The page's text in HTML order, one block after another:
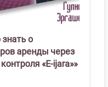
о
аренды через
«E-ijara»»